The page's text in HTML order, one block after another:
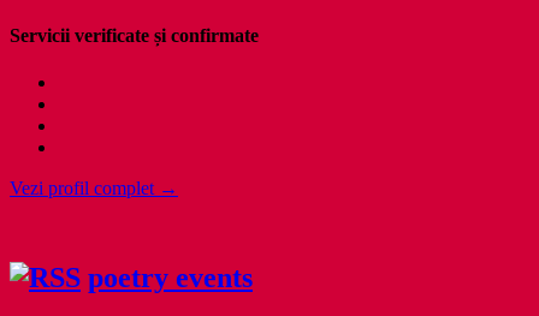
Servicii verificate și confirmate
Vezi profil complet →
poetry events